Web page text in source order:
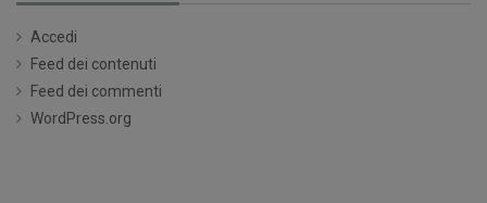
Accedi
Feed dei contenuti
Feed dei commenti
WordPress.org